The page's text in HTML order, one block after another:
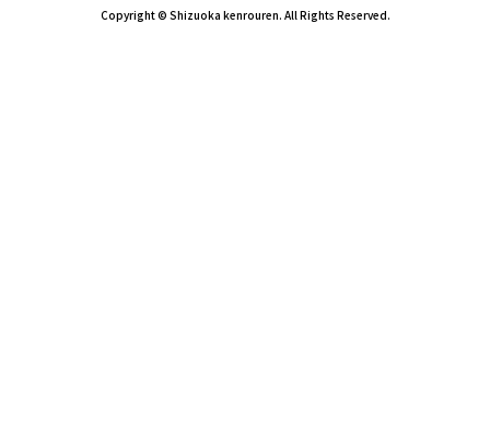
Copyright © Shizuoka kenrouren. All Rights Reserved.